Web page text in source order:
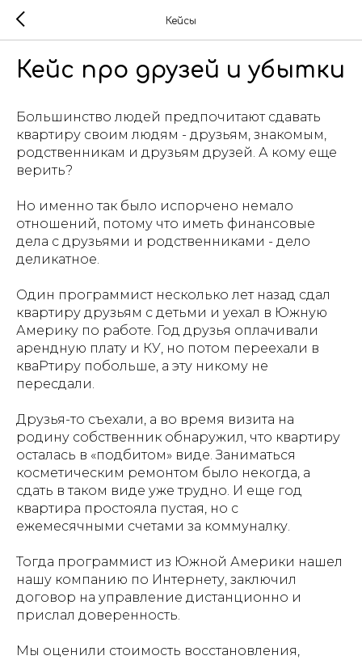
Кейсы
Кейс про друзей и убытки
Большинство людей предпочитают сдавать
квартиру своим людям - друзьям, знакомым,
родственникам и друзьям друзей. А кому еще
верить?
Но именно так было испорчено немало
отношений, потому что иметь финансовые
дела с друзьями и родственниками - дело
деликатное.
Один программист несколько лет назад сдал
квартиру друзьям с детьми и уехал в Южную
Америку по работе. Год друзья оплачивали
арендную плату и КУ, но потом переехали в
кваРтиру побольше, а эту никому не
пересдали.
Друзья-то съехали, а во время визита на
родину собственник обнаружил, что квартиру
осталась в «подбитом» виде. Заниматься
косметическим ремонтом было некогда, а
сдать в таком виде уже трудно. И еще год
квартира простояла пустая, но с
ежемесячными счетами за коммуналку.
Тогда программист из Южной Америки нашел
нашу компанию по Интернету, заключил
договор на управление дистанционно и
прислал доверенность.
Мы оценили стоимость восстановления,